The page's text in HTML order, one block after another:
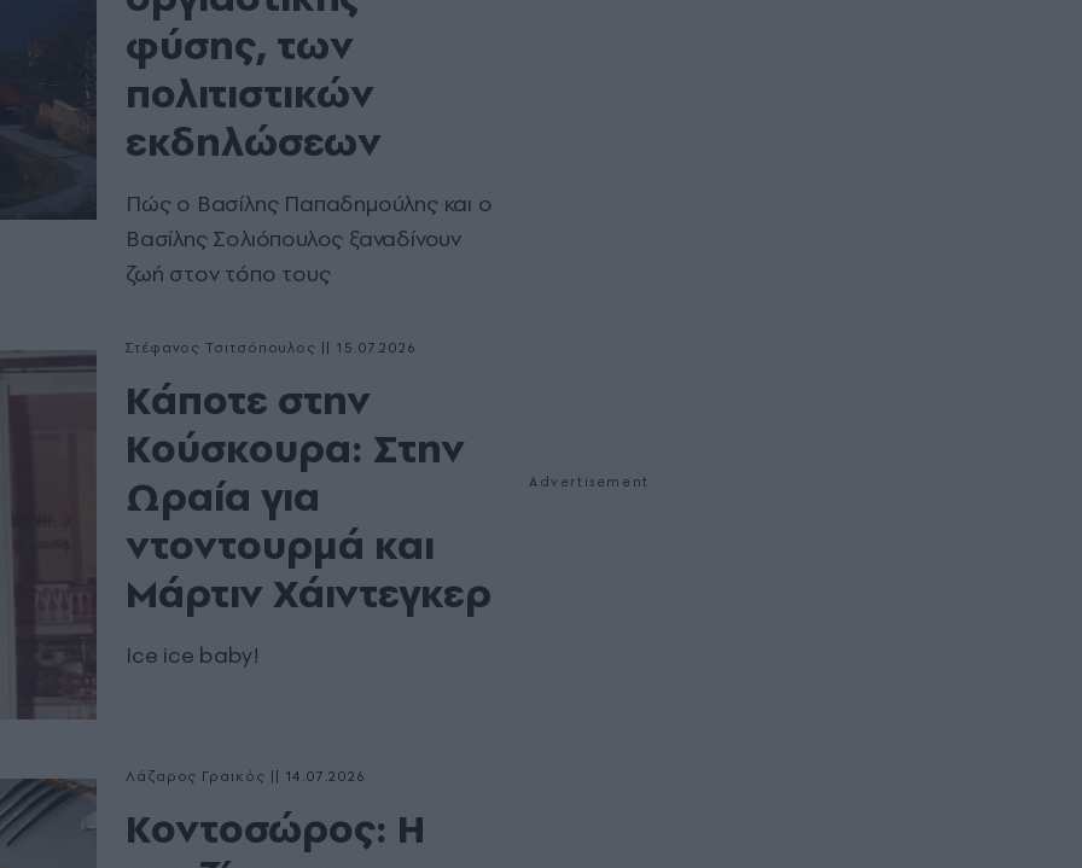
φύσης, των
πολιτιστικών
εκδηλώσεων
Πώς ο Βασίλης Παπαδημούλης και ο
Βασίλης Σολιόπουλος ξαναδίνουν
ζωή στον τόπο τους
Κάποτε στην
Κούσκουρα: Στην
Ωραία για
ντοντουρμά και
Μάρτιν Χάιντεγκερ
Ice ice baby!
Στέφανος Τσιτσόπουλος | 15.07.2026
Κοντοσώρος: Η
Λάζαρος Γραικός | 14.07.2026